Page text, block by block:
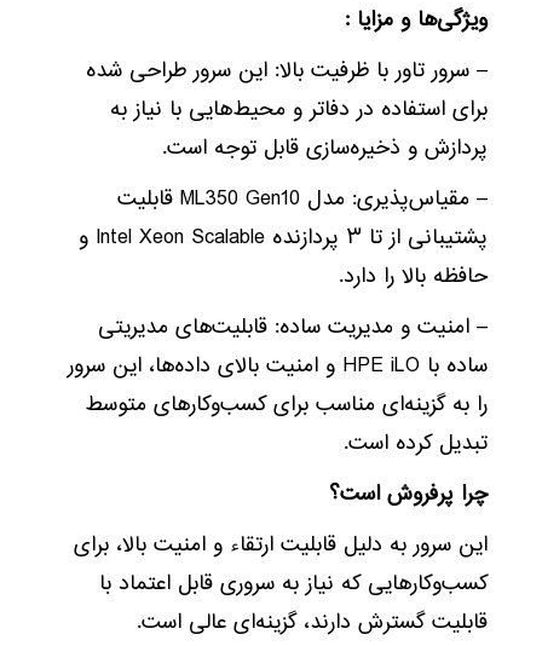
ویژگی‌ها و مزایا :
– سرور تاور با ظرفیت بالا: این سرور طراحی شده
برای استفاده در دفاتر و محیط‌هایی با نیاز به
پردازش و ذخیره‌سازی قابل توجه است.
– مقیاس‌پذیری: مدل ML350 Gen10 قابلیت
پشتیبانی از تا ۳ پردازنده Intel Xeon Scalable و
حافظه‌ بالا را دارد.
– امنیت و مدیریت ساده: قابلیت‌های مدیریتی
ساده با HPE iLO و امنیت بالای داده‌ها، این سرور
را به گزینه‌ای مناسب برای کسب‌وکارهای متوسط
تبدیل کرده است.
چرا پرفروش است؟
این سرور به دلیل قابلیت ارتقاء و امنیت بالا، برای
کسب‌وکارهایی که نیاز به سروری قابل اعتماد با
قابلیت گسترش دارند، گزینه‌ای عالی است.